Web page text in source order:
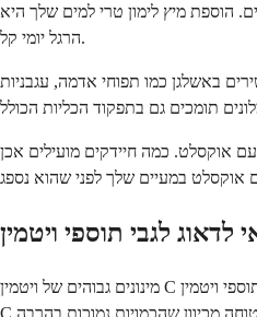
הוספת מיץ לימון טרי למים שלך היא
הרגל יומי קל.
באשלגן כמו תפוחי אדמה, עגבניות
אוקסלט. כמה חיידקים מועילים אכן
מינונים גבוהים של ויטמין C יכולים להפוך לאוקסלט בגופך, מה שעלול להגביר את הסיכון לאבנים. אם אתה נוטל תוספי ויטמין C באופן קבוע, במיוחד במינונים מעל 1,000 מיליגרם ליום, כדאי לדון בכך עם הרופא שלך. קבלת ויטמין